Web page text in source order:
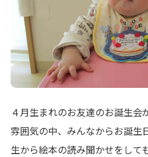
４月生まれのお友達のお誕生会
雰囲気の中、みんなからお誕生
生から絵本の読み聞かせをして